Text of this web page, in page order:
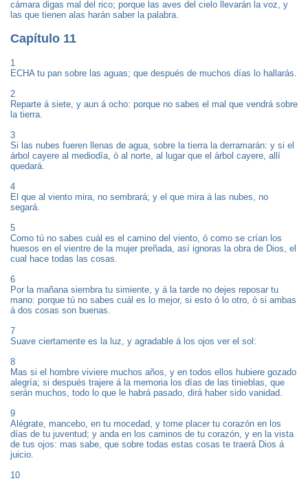
cámara digas mal del rico; porque las aves del cielo llevarán la voz, y
las que tienen alas harán saber la palabra.
Capítulo 11
1
ECHA tu pan sobre las aguas; que después de muchos días lo hallarás.
2
Reparte á siete, y aun á ocho: porque no sabes el mal que vendrá sobre
la tierra.
3
Si las nubes fueren llenas de agua, sobre la tierra la derramarán: y si el
árbol cayere al mediodía, ó al norte, al lugar que el árbol cayere, allí
quedará.
4
El que al viento mira, no sembrará; y el que mira á las nubes, no
segará.
5
Como tú no sabes cuál es el camino del viento, ó como se crían los
huesos en el vientre de la mujer preñada, así ignoras la obra de Dios, el
cual hace todas las cosas.
6
Por la mañana siembra tu simiente, y á la tarde no dejes reposar tu
mano: porque tú no sabes cuál es lo mejor, si esto ó lo otro, ó si ambas
á dos cosas son buenas.
7
Suave ciertamente es la luz, y agradable á los ojos ver el sol:
8
Mas si el hombre viviere muchos años, y en todos ellos hubiere gozado
alegría; si después trajere á la memoria los días de las tinieblas, que
serán muchos, todo lo que le habrá pasado, dirá haber sido vanidad.
9
Alégrate, mancebo, en tu mocedad, y tome placer tu corazón en los
días de tu juventud; y anda en los caminos de tu corazón, y en la vista
de tus ojos: mas sabe, que sobre todas estas cosas te traerá Dios á
juicio.
10